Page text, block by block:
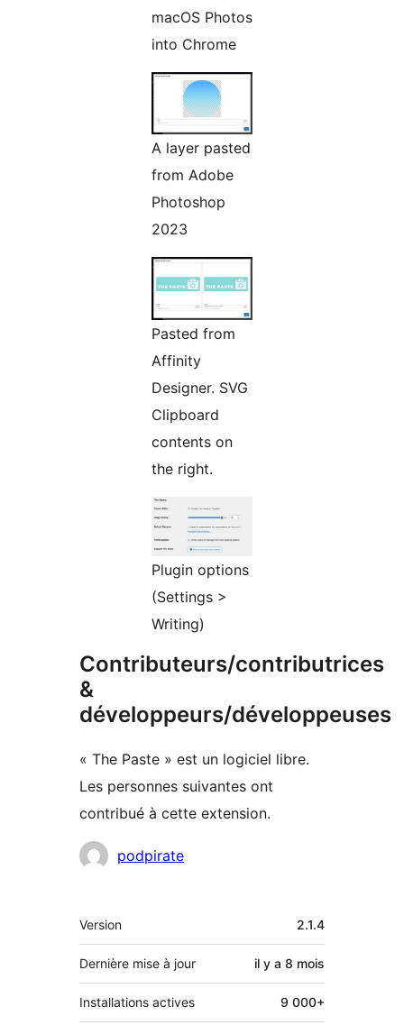
macOS Photos
into Chrome
A layer pasted
from Adobe
Photoshop
2023
Pasted from
Affinity
Designer. SVG
Clipboard
contents on
the right.
Plugin options
(Settings >
Writing)
Contributeurs/contributrices
&
développeurs/développeuses
« The Paste » est un logiciel libre.
Les personnes suivantes ont
contribué à cette extension.
Contributeurs
podpirate
Méta
Version 2.1.4
Dernière mise à jour il y a 8 mois
Installations actives 9 000+